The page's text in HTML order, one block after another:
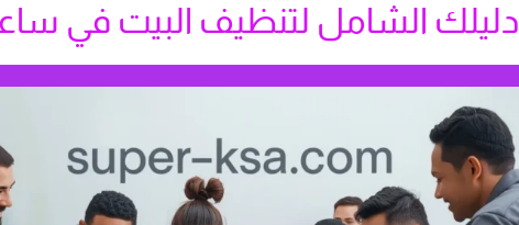
دليلك الشامل لتنظيف البيت في